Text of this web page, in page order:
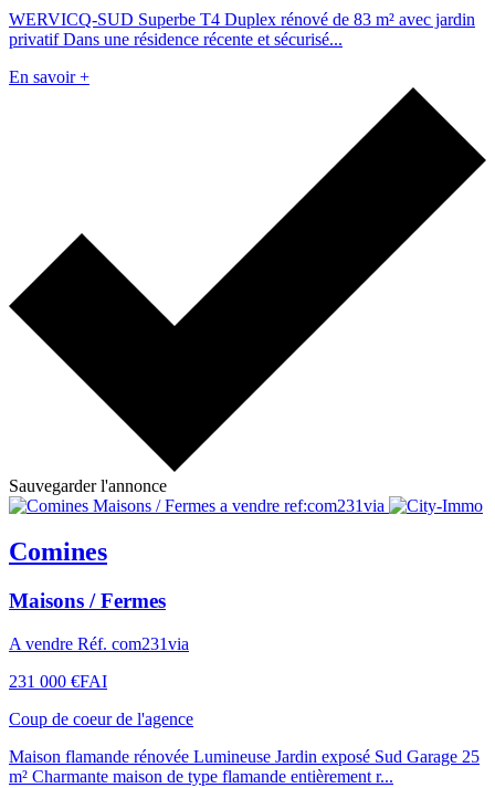
WERVICQ-SUD Superbe T4 Duplex rénové de 83 m² avec jardin
privatif Dans une résidence récente et sécurisé...
En savoir +
Sauvegarder l'annonce
Comines
Maisons / Fermes
A vendre Réf. com231via
231 000 €FAI
Coup de coeur de l'agence
Maison flamande rénovée Lumineuse Jardin exposé Sud Garage 25
m² Charmante maison de type flamande entièrement r...